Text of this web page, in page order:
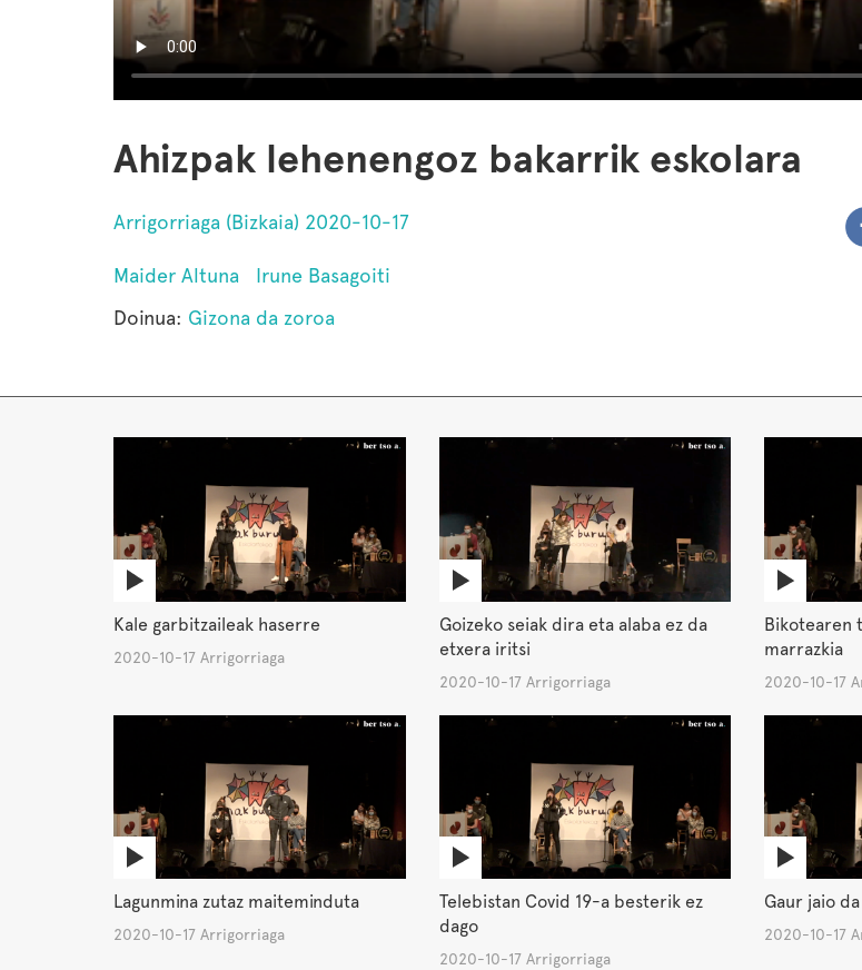
Ahizpak lehenengoz bakarrik eskolara
Arrigorriaga (Bizkaia) 2020-10-17
Maider Altuna
Irune Basagoiti
Doinua: Gizona da zoroa
Kale garbitzaileak haserre
2020-10-17 Arrigorriaga
Goizeko seiak dira eta alaba ez da
etxera iritsi
2020-10-17 Arrigorriaga
Bikotearen
marrazkia
2020-10-17
Lagunmina zutaz maiteminduta
2020-10-17 Arrigorriaga
Telebistan Covid 19-a besterik ez
dago
2020-10-17 Arrigorriaga
Gaur jaio
2020-10-17